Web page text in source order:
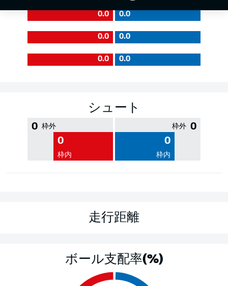
0.0 0.0
0.0 0.0
0.0 0.0
シュート
0 枠外
0
枠内
0
枠外
0
枠内
走行距離
ボール支配率(%)